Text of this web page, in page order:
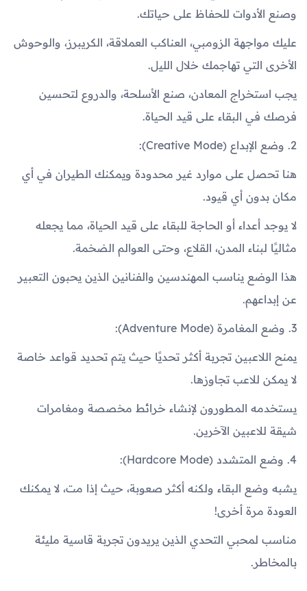
وصنع الأدوات للحفاظ على حياتك.
عليك مواجهة الزومبي، العناكب العملاقة، الكريبرز، والوحوش
الأخرى التي تهاجمك خلال الليل.
يجب استخراج المعادن، صنع الأسلحة، والدروع لتحسين
فرصك في البقاء على قيد الحياة.
2. وضع الإبداع (Creative Mode):
هنا تحصل على موارد غير محدودة ويمكنك الطيران في أي
مكان بدون أي قيود.
لا يوجد أعداء أو الحاجة للبقاء على قيد الحياة، مما يجعله
مثاليًا لبناء المدن، القلاع، وحتى العوالم الضخمة.
هذا الوضع يناسب المهندسين والفنانين الذين يحبون التعبير
عن إبداعهم.
3. وضع المغامرة (Adventure Mode):
يمنح اللاعبين تجربة أكثر تحديًا حيث يتم تحديد قواعد خاصة
لا يمكن للاعب تجاوزها.
يستخدمه المطورون لإنشاء خرائط مخصصة ومغامرات
شيقة للاعبين الآخرين.
4. وضع المتشدد (Hardcore Mode):
يشبه وضع البقاء ولكنه أكثر صعوبة، حيث إذا مت، لا يمكنك
العودة مرة أخرى!
مناسب لمحبي التحدي الذين يريدون تجربة قاسية مليئة
بالمخاطر.